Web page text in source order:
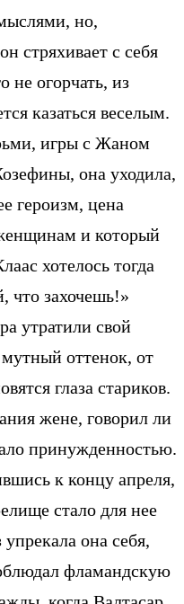
но,
стряхивает с себя
не огорчать, из
казаться веселым.
игры с Жаном
она уходила,
героизм, цена
и который
хотелось тогда
что захочешь!»
утратили свой
оттенок, от
глаза стариков.
жене, говорил ли
принужденностью.
к концу апреля,
стало для нее
она себя,
фламандскую